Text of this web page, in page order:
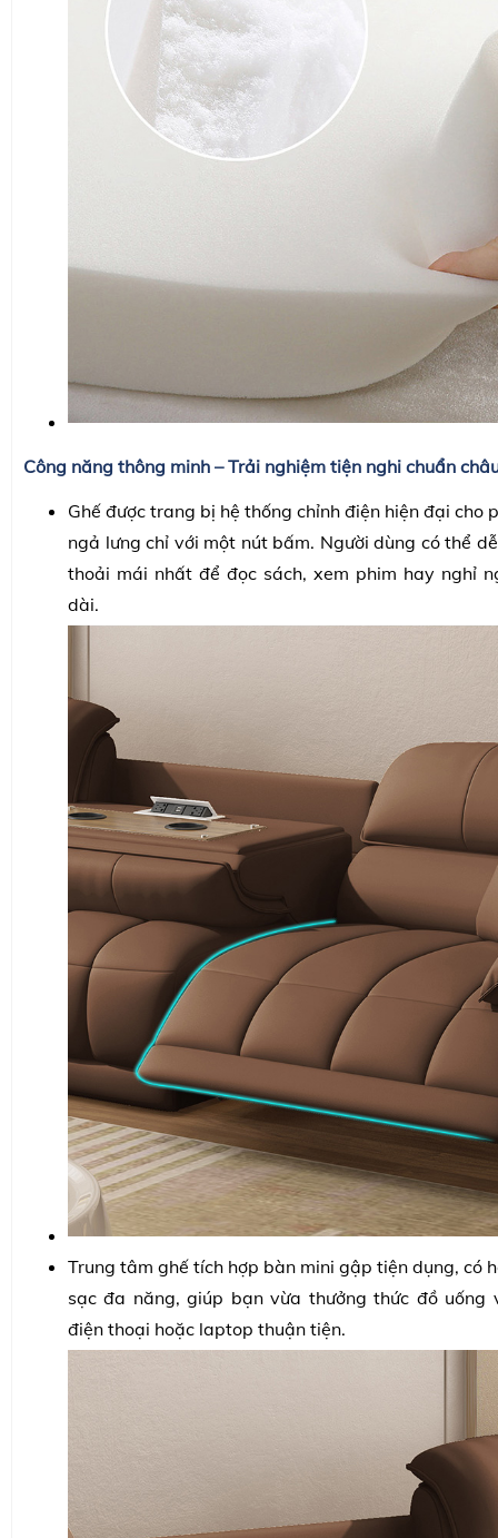
Công năng thông minh – Trải nghiệm tiện nghi chuẩn
Ghế được trang bị hệ thống chỉnh điện hiện đại cho
ngả lưng chỉ với một nút bấm. Người dùng có thể
thoải mái nhất để đọc sách, xem phim hay nghỉ
dài.
Trung tâm ghế tích hợp bàn mini gập tiện dụng, có
sạc đa năng, giúp bạn vừa thưởng thức đồ uống
điện thoại hoặc laptop thuận tiện.